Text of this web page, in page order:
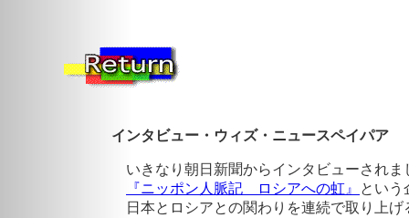
インタビュー・ウィズ・ニュースペイパア
いきなり朝日新聞からインタビューされ
『ニッポン人脈記 ロシアへの虹』
という
日本とロシアとの関わりを連続で取り上げ